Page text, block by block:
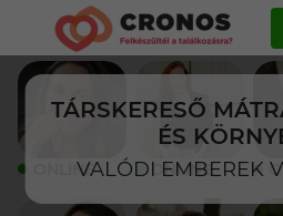
TÁRSKERESŐ
ÉS
VALÓDI EMBEREK
ONLINE ONLINE